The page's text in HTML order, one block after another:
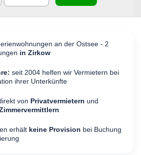
an der Ostsee - 2
in Zirkow
seit 2004 helfen wir Vermietern bei
ihrer Unterkünfte
von Privatvermietern und
erhält keine Provision bei Buchung